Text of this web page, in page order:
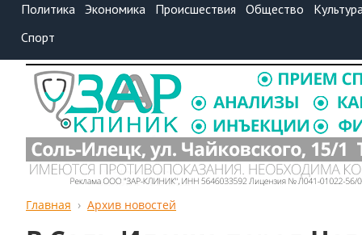
Политика Экономика Происшествия Общество
Спорт
Главная Архив новостей